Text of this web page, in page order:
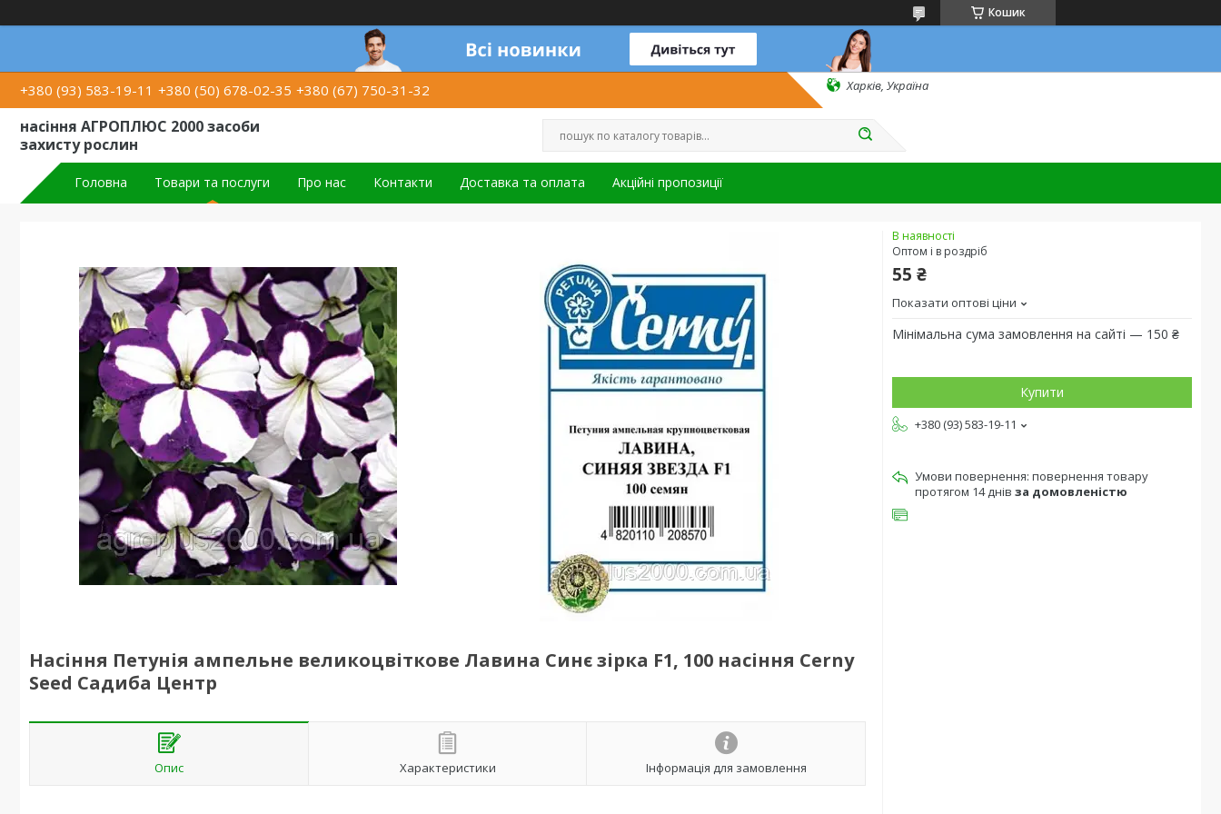
Кошик
+380 (93) 583-19-11 +380 (50) 678-02-35 +380 (67) 750-31-32 Харків, Україна
насіння АГРОПЛЮС 2000 засоби
захисту рослин
Головна Товари та послуги Про нас Контакти Доставка та оплата Акційні пропозиції
Насіння Петунія ампельне великоцвіткове Лавина Синє зірка F1, 100 насіння Cerny
Seed Садиба Центр
Опис Характеристики Інформація для замовлення
В наявності
Оптом і в роздріб
55 ₴
Показати оптові ціни
Мінімальна сума замовлення на сайті — 150 ₴
Купити
+380 (93) 583-19-11
повернення товару
протягом 14 днів за домовленістю